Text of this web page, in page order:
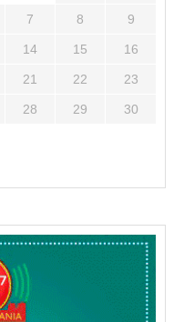
7 8 9
14 15 16
21 22 23
28 29 30